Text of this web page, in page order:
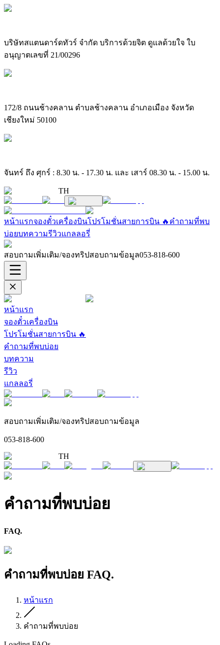
บริษัทสแตนดาร์ดทัวร์ จำกัด บริการด้วยจิต ดูแลด้วยใจ ใบ
อนุญาตเลขที่ 21/00296
172/8 ถนนช้างคลาน ตำบลช้างคลาน อำเภอเมือง จังหวัด
เชียงใหม่ 50100
จันทร์ ถึง ศุกร์ : 8.30 น. - 17.30 น. และ เสาร์ 08.30 น. - 15.00 น.
TH
หน้าแรกจองตั๋วเครื่องบินโปรโมชั่นสายการบิน 🔥 คำถามที่พบ
บ่อยบทความรีวิวแกลลอรี่
สอบถามเพิ่มเติม/จองทริปสอบถามข้อมูล053-818-600
หน้าแรก
จองตั๋วเครื่องบิน
โปรโมชั่นสายการบิน 🔥
คำถามที่พบบ่อย
บทความ
รีวิว
แกลลอรี่
สอบถามเพิ่มเติม/จองทริปสอบถามข้อมูล
053-818-600
TH
คำถามที่พบบ่อย
FAQ.
คำถามที่พบบ่อย FAQ.
หน้าแรก
คำถามที่พบบ่อย